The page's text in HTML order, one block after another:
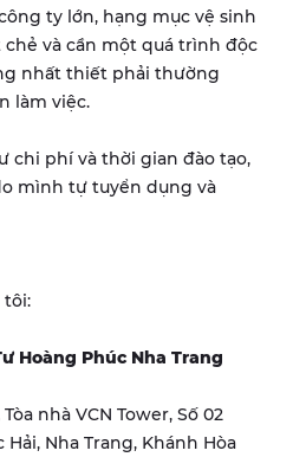
ty lớn, hạng mục vệ sinh
và cần một quá trình độc
nhất thiết phải thường
làm việc.
chi phí và thời gian đào tạo,
mình tự tuyển dụng và
tôi:
Hoàng Phúc Nha Trang
nhà VCN Tower, Số 02
Nha Trang, Khánh Hòa